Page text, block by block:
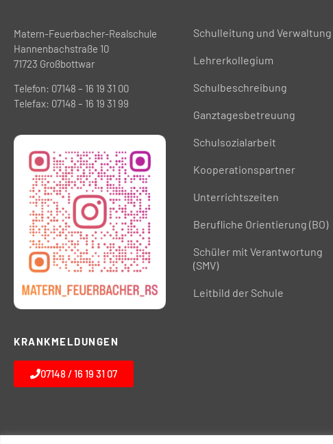
Matern-Feuerbacher-Realschule
Hannenbachstraße 10
71723 Großbottwar
Telefon: 07148 – 16 19 31 00
Telefax: 07148 – 16 19 31 99
KRANKMELDUNGEN
07148 / 16 19 31 07
Schulleitung und Verwaltung
Lehrerkollegium
Schulbeschreibung
Ganztagesbetreuung
Schulsozialarbeit
Kooperationspartner
Unterrichtszeiten
Berufliche Orientierung (BO)
Schüler mit Verantwortung
(SMV)
Leitbild der Schule